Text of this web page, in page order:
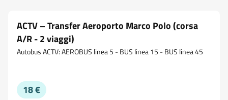
ACTV – Transfer Aeroporto Marco Polo (corsa
A/R - 2 viaggi)
Autobus ACTV: AEROBUS linea 5 - BUS linea 15 - BUS linea 45
18 €